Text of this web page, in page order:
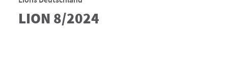
LION 8/2024